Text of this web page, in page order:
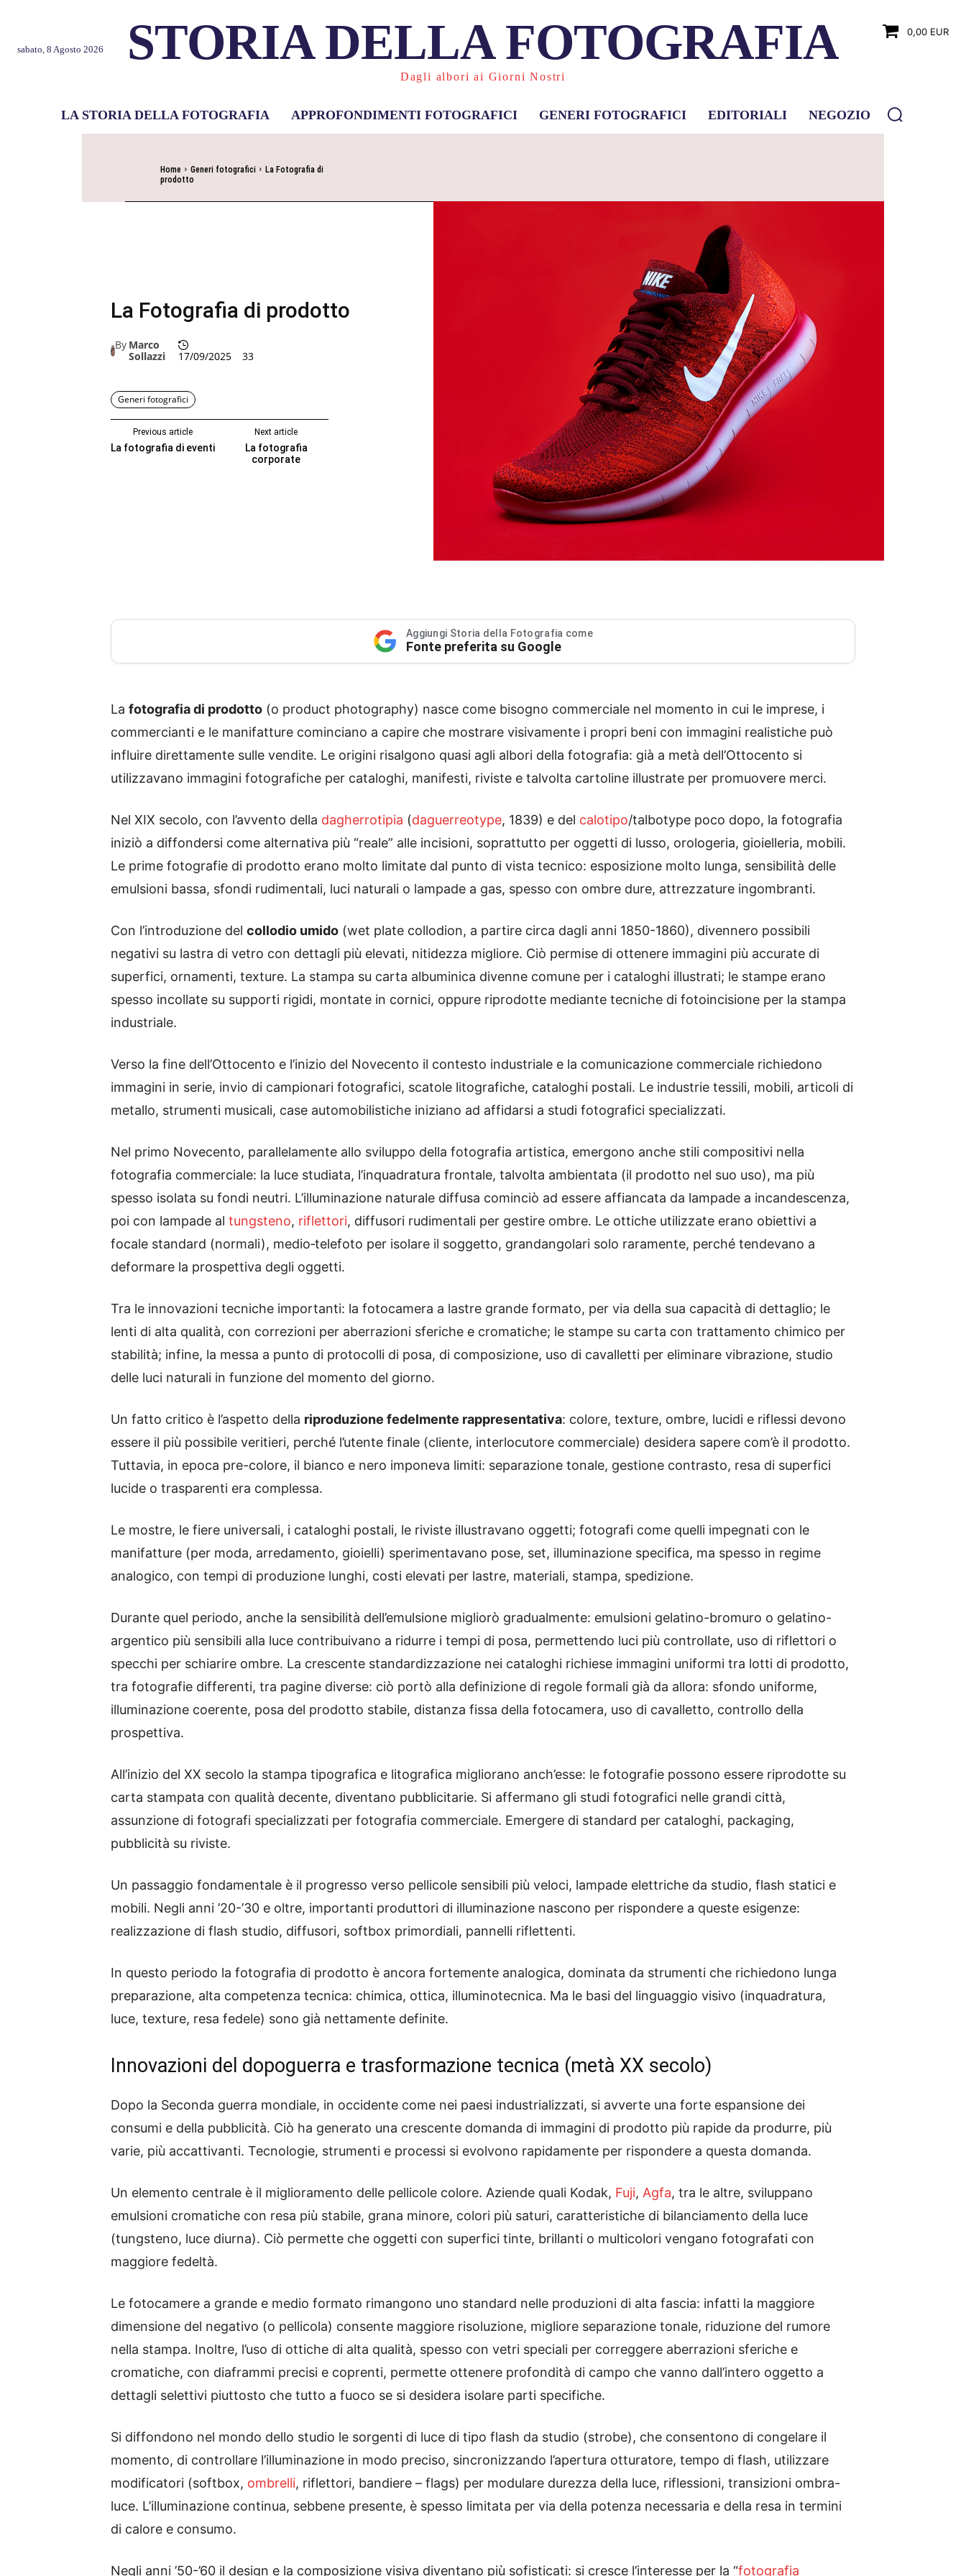
sabato, 8 Agosto 2026 STORIA DELLA FOTOGRAFIA
Dagli albori ai Giorni Nostri
0,00 EUR
LA STORIA DELLA FOTOGRAFIA APPROFONDIMENTI FOTOGRAFICI GENERI FOTOGRAFICI EDITORIALI NEGOZIO
Home Generi fotografici
La Fotografia di
prodotto
La Fotografia di prodotto
By Marco
Sollazzi
17/09/2025 33
Generi fotografici
Previous article
La fotografia di eventi
Next article
La fotografia
corporate
Aggiungi Storia della Fotografia come
Fonte preferita su Google
La fotografia di prodotto (o product photography) nasce come bisogno commerciale nel momento in cui le imprese, i
commercianti e le manifatture cominciano a capire che mostrare visivamente i propri beni con immagini realistiche può
influire direttamente sulle vendite. Le origini risalgono quasi agli albori della fotografia: già a metà dell’Ottocento si
utilizzavano immagini fotografiche per cataloghi, manifesti, riviste e talvolta cartoline illustrate per promuovere merci.
Nel XIX secolo, con l’avvento della dagherrotipia (daguerreotype, 1839) e del calotipo/talbotype poco dopo, la fotografia
iniziò a diffondersi come alternativa più “reale” alle incisioni, soprattutto per oggetti di lusso, orologeria, gioielleria, mobili.
Le prime fotografie di prodotto erano molto limitate dal punto di vista tecnico: esposizione molto lunga, sensibilità delle
emulsioni bassa, sfondi rudimentali, luci naturali o lampade a gas, spesso con ombre dure, attrezzature ingombranti.
Con l’introduzione del collodio umido (wet plate collodion, a partire circa dagli anni 1850-1860), divennero possibili
negativi su lastra di vetro con dettagli più elevati, nitidezza migliore. Ciò permise di ottenere immagini più accurate di
superfici, ornamenti, texture. La stampa su carta albuminica divenne comune per i cataloghi illustrati; le stampe erano
spesso incollate su supporti rigidi, montate in cornici, oppure riprodotte mediante tecniche di fotoincisione per la stampa
industriale.
Verso la fine dell’Ottocento e l’inizio del Novecento il contesto industriale e la comunicazione commerciale richiedono
immagini in serie, invio di campionari fotografici, scatole litografiche, cataloghi postali. Le industrie tessili, mobili, articoli di
metallo, strumenti musicali, case automobilistiche iniziano ad affidarsi a studi fotografici specializzati.
Nel primo Novecento, parallelamente allo sviluppo della fotografia artistica, emergono anche stili compositivi nella
fotografia commerciale: la luce studiata, l’inquadratura frontale, talvolta ambientata (il prodotto nel suo uso), ma più
spesso isolata su fondi neutri. L’illuminazione naturale diffusa cominciò ad essere affiancata da lampade a incandescenza,
poi con lampade al tungsteno, riflettori, diffusori rudimentali per gestire ombre. Le ottiche utilizzate erano obiettivi a
focale standard (normali), medio‐telefoto per isolare il soggetto, grandangolari solo raramente, perché tendevano a
deformare la prospettiva degli oggetti.
Tra le innovazioni tecniche importanti: la fotocamera a lastre grande formato, per via della sua capacità di dettaglio; le
lenti di alta qualità, con correzioni per aberrazioni sferiche e cromatiche; le stampe su carta con trattamento chimico per
stabilità; infine, la messa a punto di protocolli di posa, di composizione, uso di cavalletti per eliminare vibrazione, studio
delle luci naturali in funzione del momento del giorno.
Un fatto critico è l’aspetto della riproduzione fedelmente rappresentativa: colore, texture, ombre, lucidi e riflessi devono
essere il più possibile veritieri, perché l’utente finale (cliente, interlocutore commerciale) desidera sapere com’è il prodotto.
Tuttavia, in epoca pre-colore, il bianco e nero imponeva limiti: separazione tonale, gestione contrasto, resa di superfici
lucide o trasparenti era complessa.
Le mostre, le fiere universali, i cataloghi postali, le riviste illustravano oggetti; fotografi come quelli impegnati con le
manifatture (per moda, arredamento, gioielli) sperimentavano pose, set, illuminazione specifica, ma spesso in regime
analogico, con tempi di produzione lunghi, costi elevati per lastre, materiali, stampa, spedizione.
Durante quel periodo, anche la sensibilità dell’emulsione migliorò gradualmente: emulsioni gelatino-bromuro o gelatino-
argentico più sensibili alla luce contribuivano a ridurre i tempi di posa, permettendo luci più controllate, uso di riflettori o
specchi per schiarire ombre. La crescente standardizzazione nei cataloghi richiese immagini uniformi tra lotti di prodotto,
tra fotografie differenti, tra pagine diverse: ciò portò alla definizione di regole formali già da allora: sfondo uniforme,
illuminazione coerente, posa del prodotto stabile, distanza fissa della fotocamera, uso di cavalletto, controllo della
prospettiva.
All’inizio del XX secolo la stampa tipografica e litografica migliorano anch’esse: le fotografie possono essere riprodotte su
carta stampata con qualità decente, diventano pubblicitarie. Si affermano gli studi fotografici nelle grandi città,
assunzione di fotografi specializzati per fotografia commerciale. Emergere di standard per cataloghi, packaging,
pubblicità su riviste.
Un passaggio fondamentale è il progresso verso pellicole sensibili più veloci, lampade elettriche da studio, flash statici e
mobili. Negli anni ’20-’30 e oltre, importanti produttori di illuminazione nascono per rispondere a queste esigenze:
realizzazione di flash studio, diffusori, softbox primordiali, pannelli riflettenti.
In questo periodo la fotografia di prodotto è ancora fortemente analogica, dominata da strumenti che richiedono lunga
preparazione, alta competenza tecnica: chimica, ottica, illuminotecnica. Ma le basi del linguaggio visivo (inquadratura,
luce, texture, resa fedele) sono già nettamente definite.
Innovazioni del dopoguerra e trasformazione tecnica (metà XX secolo)
Dopo la Seconda guerra mondiale, in occidente come nei paesi industrializzati, si avverte una forte espansione dei
consumi e della pubblicità. Ciò ha generato una crescente domanda di immagini di prodotto più rapide da produrre, più
varie, più accattivanti. Tecnologie, strumenti e processi si evolvono rapidamente per rispondere a questa domanda.
Un elemento centrale è il miglioramento delle pellicole colore. Aziende quali Kodak, Fuji, Agfa, tra le altre, sviluppano
emulsioni cromatiche con resa più stabile, grana minore, colori più saturi, caratteristiche di bilanciamento della luce
(tungsteno, luce diurna). Ciò permette che oggetti con superfici tinte, brillanti o multicolori vengano fotografati con
maggiore fedeltà.
Le fotocamere a grande e medio formato rimangono uno standard nelle produzioni di alta fascia: infatti la maggiore
dimensione del negativo (o pellicola) consente maggiore risoluzione, migliore separazione tonale, riduzione del rumore
nella stampa. Inoltre, l’uso di ottiche di alta qualità, spesso con vetri speciali per correggere aberrazioni sferiche e
cromatiche, con diaframmi precisi e coprenti, permette ottenere profondità di campo che vanno dall’intero oggetto a
dettagli selettivi piuttosto che tutto a fuoco se si desidera isolare parti specifiche.
Si diffondono nel mondo dello studio le sorgenti di luce di tipo flash da studio (strobe), che consentono di congelare il
momento, di controllare l’illuminazione in modo preciso, sincronizzando l’apertura otturatore, tempo di flash, utilizzare
modificatori (softbox, ombrelli, riflettori, bandiere – flags) per modulare durezza della luce, riflessioni, transizioni ombra-
luce. L’illuminazione continua, sebbene presente, è spesso limitata per via della potenza necessaria e della resa in termini
di calore e consumo.
Negli anni ’50-’60 il design e la composizione visiva diventano più sofisticati: si cresce l’interesse per la “fotografia